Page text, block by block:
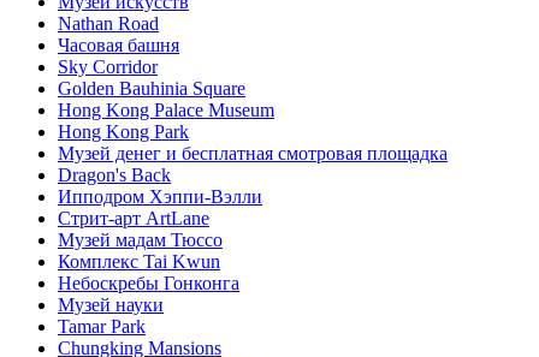
Nathan Road
Часовая башня
Sky Corridor
Golden Bauhinia Square
Hong Kong Palace Museum
Hong Kong Park
Музей денег и бесплатная смотровая площадка
Dragon's Back
Ипподром Хэппи-Вэлли
Стрит-арт ArtLane
Музей мадам Тюссо
Комплекс Tai Kwun
Небоскребы Гонконга
Музей науки
Tamar Park
Chungking Mansions